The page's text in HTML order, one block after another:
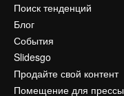
Поиск тенденций
Блог
События
Slidesgo
Продайте свой контент
Помещение для прессы